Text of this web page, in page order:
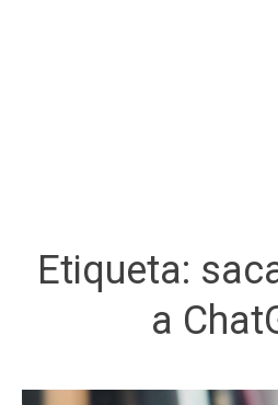
Etiqueta:
a